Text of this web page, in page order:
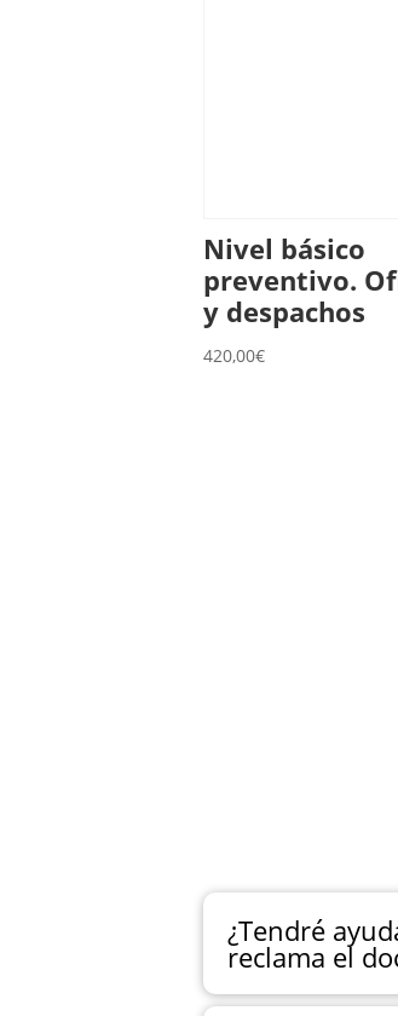
Nivel básico
preventivo.
y despachos
420,00€
¿Tendré
reclama el